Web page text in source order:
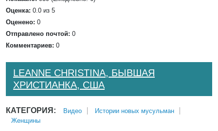
Оценка: 0.0 из 5
Оценено: 0
Отправлено почтой: 0
Комментариев: 0
LEANNE CHRISTINA, БЫВШАЯ
ХРИСТИАНКА, США
КАТЕГОРИЯ: Bидео
Истории новых мусульман
Женщины